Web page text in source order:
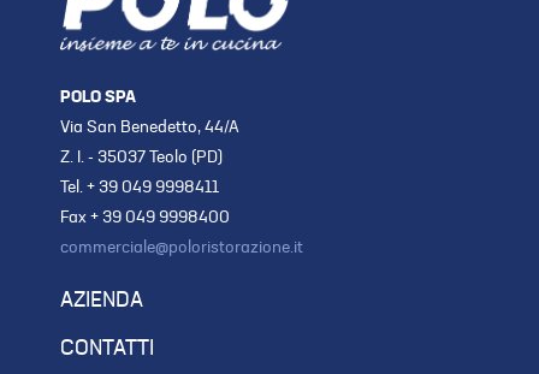
POLO SPA
Via San Benedetto, 44/A
Z. I. - 35037 Teolo (PD)
Tel. + 39 049 9998411
Fax + 39 049 9998400
commerciale@poloristorazione.it
AZIENDA
CONTATTI